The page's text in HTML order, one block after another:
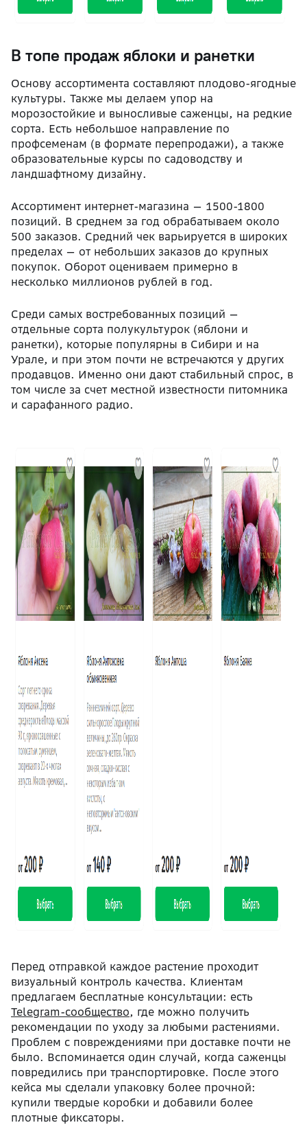
В топе продаж яблоки и ранетки
Основу ассортимента составляют плодово-ягодные
культуры. Также мы делаем упор на
морозостойкие и выносливые саженцы, на редкие
сорта. Есть небольшое направление по
профсеменам (в формате перепродажи), а также
образовательные курсы по садоводству и
ландшафтному дизайну.
Ассортимент интернет-магазина — 1500-1800
позиций. В среднем за год обрабатываем около
500 заказов. Средний чек варьируется в широких
пределах — от небольших заказов до крупных
покупок. Оборот оцениваем примерно в
несколько миллионов рублей в год.
Среди самых востребованных позиций —
отдельные сорта полукультурок (яблони и
ранетки), которые популярны в Сибири и на
Урале, и при этом почти не встречаются у других
продавцов. Именно они дают стабильный спрос, в
том числе за счет местной известности питомника
и сарафанного радио.
Перед отправкой каждое растение проходит
визуальный контроль качества. Клиентам
предлагаем бесплатные консультации: есть
Telegram-сообщество, где можно получить
рекомендации по уходу за любыми растениями.
Проблем с повреждениями при доставке почти не
было. Вспоминается один случай, когда саженцы
повредились при транспортировке. После этого
кейса мы сделали упаковку более прочной:
купили твердые коробки и добавили более
плотные фиксаторы.